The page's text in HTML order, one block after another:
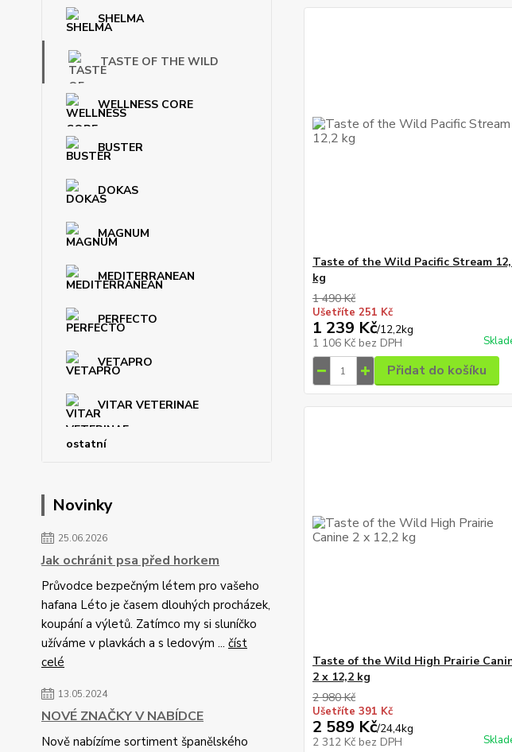
SHELMA
TASTE OF THE WILD
WELLNESS CORE
BUSTER
DOKAS
MAGNUM
MEDITERRANEAN
PERFECTO
VETAPRO
VITAR VETERINAE
ostatní
Novinky
25.06.2026
Jak ochránit psa před horkem
Průvodce bezpečným létem pro vašeho
hafana Léto je časem dlouhých procházek,
koupání a výletů. Zatímco my si sluníčko
užíváme v plavkách a s ledovým ... číst
celé
13.05.2024
NOVÉ ZNAČKY V NABÍDCE
Nově nabízíme sortiment španělského
Taste of the Wild Pacific Stream
kg
1 490 Kč
Ušetříte 251 Kč
1 239 Kč/12,2kg
1 106 Kč bez DPH
Přidat do košíku
Taste of the Wild High Prairie
2 x 12,2 kg
2 980 Kč
Ušetříte 391 Kč
2 589 Kč/24,4kg
2 312 Kč bez DPH